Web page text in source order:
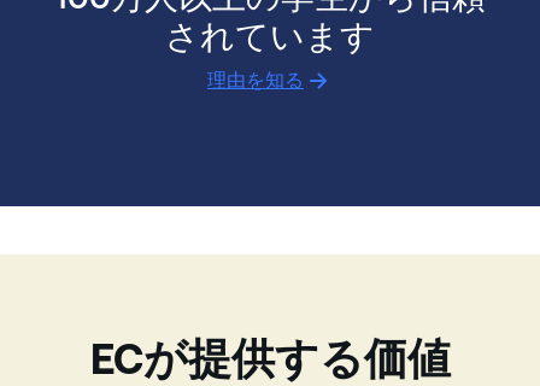
されています
理由を知る
ECが提供する価値